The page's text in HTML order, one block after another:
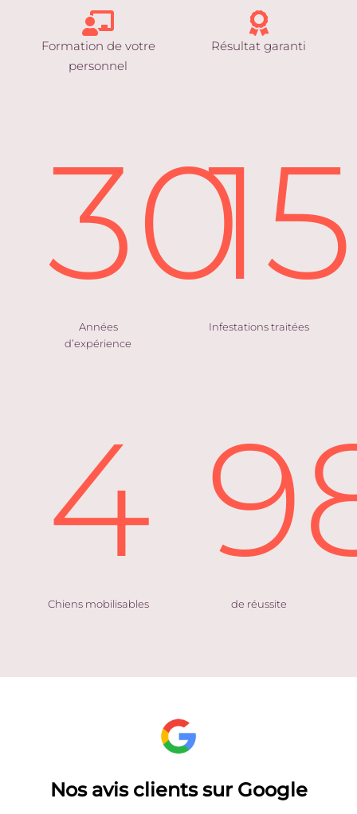
Formation de votre
personnel
Résultat garanti
30
Années
d’expérience
Infestations traitées
4
Chiens mobilisables de réussite
Nos avis clients sur Google